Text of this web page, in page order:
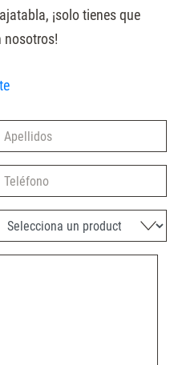
¡solo tienes que
nosotros!
Apellidos
Teléfono
Selecciona un producto